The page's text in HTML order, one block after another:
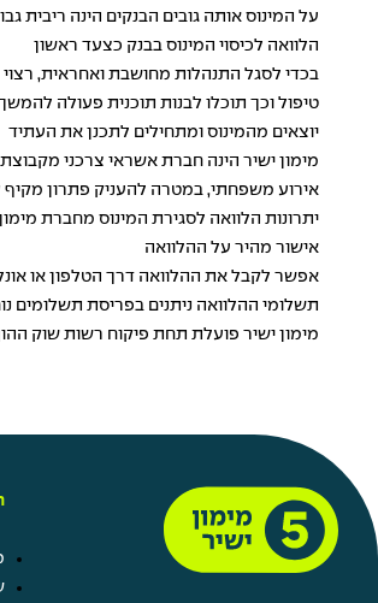
על המינוס אותה גובים הבנקים הינה
הלוואה לכיסוי המינוס בבנק כצעד ראשון
בכדי לסגל התנהלות מחושבת ואחראית,
טיפול וכך תוכלו לבנות תוכנית פעולה
יוצאים מהמינוס ומתחילים לתכנן את העתיד
מימון ישיר הינה חברת אשראי צרכני
אירוע משפחתי, במטרה להעניק פתרון מקיף
יתרונות הלוואה לסגירת המינוס מחברת
אישור מהיר על ההלוואה
אפשר לקבל את ההלוואה דרך הטלפון או
תשלומי ההלוואה ניתנים בפריסת תשלומים
מימון ישיר פועלת תחת פיקוח רשות שוק